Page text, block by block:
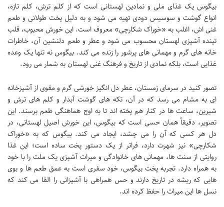
بیگوس یک غذای ملی و نمادین لهستانی است که از کلم ترش، کلم تازه،
انواع گوشت و سوسیس دودی تهیه می شود و به دلیل پخت طولانی و طعم
غنی اش، اغلب به «خوراک شکارچی» معروف است. این خورش محبوب، قلب
تپنده آشپزی لهستان محسوب می شود و عطر و طعم دلنشین آن، خاطرات
خانه های گرم و مهمانی های پرشور را زنده می کند. بیگوس نه تنها یک وعده
غذایی است، بلکه نمادی از تاریخ و فرهنگ غنی لهستان به شمار می رود.
تصور کنید در سرمای زمستان، عطر دل انگیز خورشی گرم و مقوی از آشپزخانه
ای به مشام می رسد که در آن، تکه های گوشت آبدار و کلم های ترش و
شیرین، ساعت ها در کنار هم پخته اند تا به اوج هماهنگی طعم برسند. این
تصویر، دقیقاً همان حسی است که بیگوس، این خورش اصیل لهستانی، در
دل هر کسی که آن را می چشد، ایجاد می کند. بیگوس که به «خوراک
شکارچی» نیز شهرت دارد، فراتر از یک دستور پخت ساده است؛ این غذا
روایتی از سنت ها، مهمانی های خانوادگی و میراث آشپزی یک ملت را با خود
به همراه دارد. تجربه پخت بیگوس، خود سفری است به عمق طعم ها و بوی
هایی که ریشه در تاریخ دارند و حس همراهی با آشپزانی را القا می کند که
نسل ها این میراث را حفظ کرده اند.